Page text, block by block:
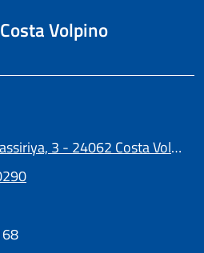
Volpino
3 - 24062 Costa Volpino (BG)